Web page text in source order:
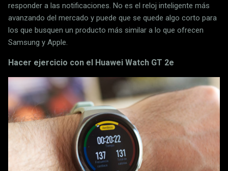
responder a las notificaciones. No es el reloj inteligente más
avanzando del mercado y puede que se quede algo corto para
los que busquen un producto más similar a lo que ofrecen
Samsung y Apple.
Hacer ejercicio con el Huawei Watch GT 2e